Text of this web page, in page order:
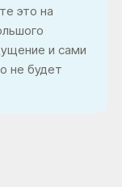
это на
и сами
не будет